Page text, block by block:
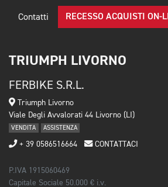
Contatti RECESSO ACQUISTI ON-
TRIUMPH LIVORNO
FERBIKE S.R.L.
Triumph Livorno
Viale Degli Avvalorati 44 Livorno (LI)
VENDITA ASSISTENZA
+ 39 0586516664 CONTATTACI
P.IVA 1915060469
Capitale Sociale 50.000 € i.v.